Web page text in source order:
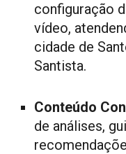
configuração
vídeo,
cidade de
Santista.
Conteúdo
de análises,